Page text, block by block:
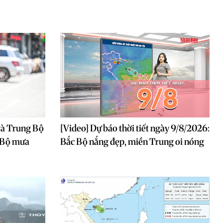
Trung Bộ
mưa
[Video] Dự báo thời tiết ngày 9/8/2026:
Bắc Bộ nắng đẹp, miền Trung oi nóng